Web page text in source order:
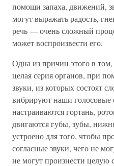
помощи запаха, движений,
могут выражать радость,
речь — очень сложный
может воспроизвести его.
Одна из причин этого в том,
целая серия органов, при
звуки, из которых состоят
вибрируют наши голосовые
настраиваются гортань,
двигаются губы, зубы,
устроено для того, чтобы
согласные звуки, чего не
не могут произнести целую